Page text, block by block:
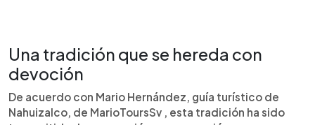
Una tradición que se hereda con
devoción
De acuerdo con Mario Hernández, guía turístico de
Nahuizalco, de MarioToursSv , esta tradición ha sido